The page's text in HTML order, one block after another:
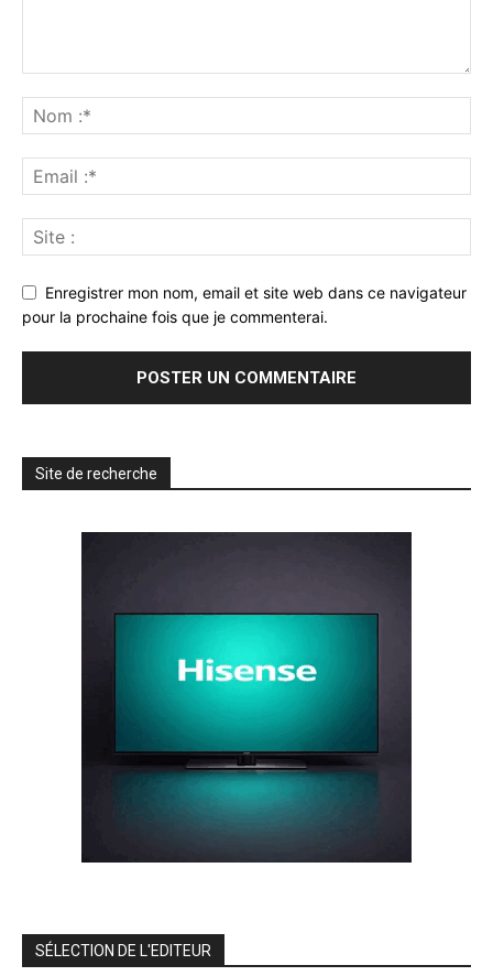
Enregistrer mon nom, email et site web dans ce navigateur
pour la prochaine fois que je commenterai.
Site de recherche
SÉLECTION DE L'EDITEUR